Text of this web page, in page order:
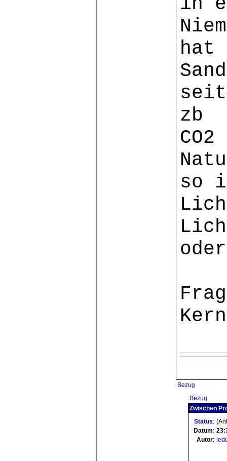
hat
seit
zb
so
Bezug
Bezug
Zwischen
Status:
Datum:
Autor: